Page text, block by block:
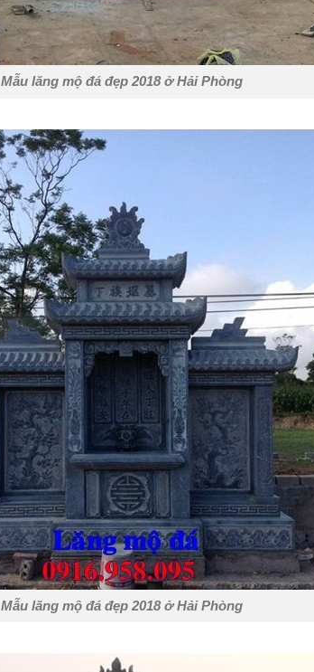
Mẫu lăng mộ đá đẹp 2018 ở Hải Phòng
Mẫu lăng mộ đá đẹp 2018 ở Hải Phòng